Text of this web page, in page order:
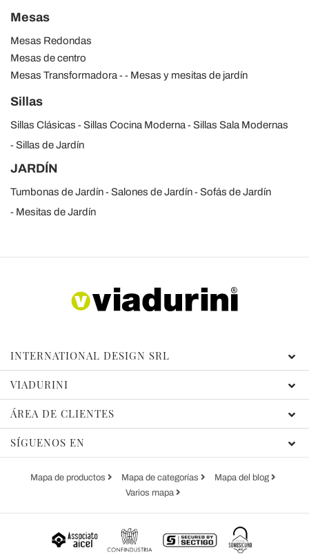
Mesas
Mesas Redondas
Mesas de centro
Mesas Transformadora
Mesas y mesitas de jardín
Sillas
Sillas Clásicas Sillas Cocina Moderna
Sillas Sala Modernas
Sillas de Jardín
JARDÍN
Tumbonas de Jardín Salones de Jardín
Sofás de Jardín
Mesitas de Jardín
INTERNATIONAL DESIGN SRL
VIADURINI
ÁREA DE CLIENTES
SÍGUENOS EN
Mapa de productos Mapa de categorías
Mapa del blog
Varios mapa